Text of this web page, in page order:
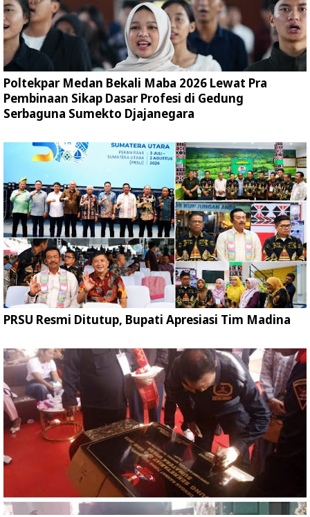
Poltekpar Medan Bekali Maba 2026 Lewat Pra
Pembinaan Sikap Dasar Profesi di Gedung
Serbaguna Sumekto Djajanegara
PRSU Resmi Ditutup, Bupati Apresiasi Tim Madina